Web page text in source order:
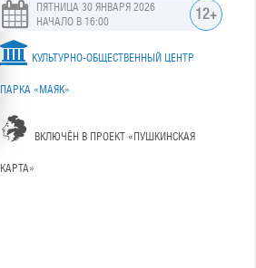
ПЯТНИЦА 30 ЯНВАРЯ 2026
НАЧАЛО В 16:00
12+
КУЛЬТУРНО-ОБЩЕСТВЕННЫЙ ЦЕНТР
ПАРКА «МАЯК»
ВКЛЮЧЁН В ПРОЕКТ «ПУШКИНСКАЯ
КАРТА»